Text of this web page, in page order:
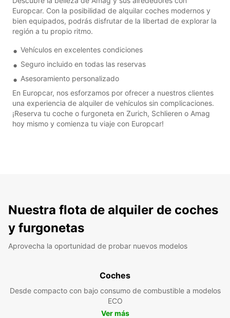
Europcar. Con la posibilidad de alquilar coches modernos y
bien equipados, podrás disfrutar de la libertad de explorar la
región a tu propio ritmo.
Vehículos en excelentes condiciones
Seguro incluido en todas las reservas
Asesoramiento personalizado
En Europcar, nos esforzamos por ofrecer a nuestros clientes
una experiencia de alquiler de vehículos sin complicaciones.
¡Reserva tu coche o furgoneta en Zurich, Schlieren o Amag
hoy mismo y comienza tu viaje con Europcar!
Nuestra flota de alquiler de coches
y furgonetas
Aprovecha la oportunidad de probar nuevos modelos
Coches
Desde compacto con bajo consumo de combustible a modelos
ECO
Ver más